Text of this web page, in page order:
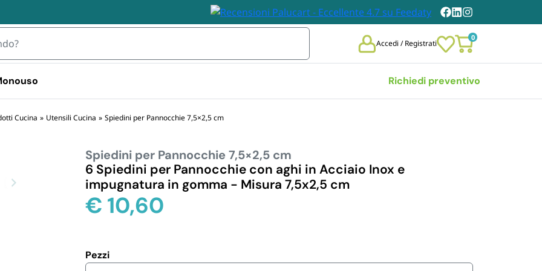
Accedi / Registrati
0
Richiedi preventivo
STOVIGLIE MONOUSO
PLASTICA
Bicchieri plastica e kristal
usa e getta
STOVIGLIE
BIODEGRADABILI
Piatti e Bicchieri
Tovaglie
Cucina » Utensili Cucina » Spiedini per Pannocchie 7,5×2,5 cm
Spiedini per Pannocchie 7,5×2,5 cm
6 Spiedini per Pannocchie con aghi in Acciaio Inox e
impugnatura in gomma - Misura 7,5x2,5 cm
€ 10,60
Pezzi